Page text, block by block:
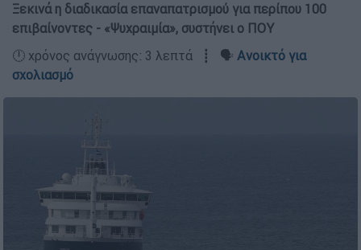
Ξεκινά η διαδικασία επαναπατρισμού για περίπου 100
επιβαίνοντες - «Ψυχραιμία», συστήνει ο ΠΟΥ
🕛 χρόνος ανάγνωσης: 3 λεπτά ┋ 🗣️ Ανοικτό για
σχολιασμό